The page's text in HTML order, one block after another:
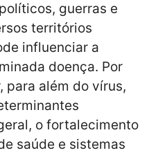
guerras e
territórios
influenciar a
doença. Por
para além do vírus,
o fortalecimento
saúde e sistemas